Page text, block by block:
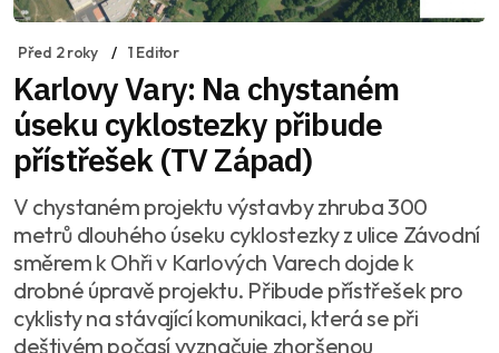
Před 2 roky 1 Editor
Karlovy Vary: Na chystaném
úseku cyklostezky přibude
přístřešek (TV Západ)
V chystaném projektu výstavby zhruba 300
metrů dlouhého úseku cyklostezky z ulice Závodní
směrem k Ohři v Karlových Varech dojde k
drobné úpravě projektu. Přibude přístřešek pro
cyklisty na stávající komunikaci, která se při
deštivém počasí vyznačuje zhoršenou